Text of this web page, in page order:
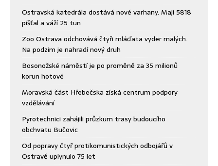
Ostravská katedrála dostává nové varhany. Mají 5818
píšťal a váží 25 tun
Zoo Ostrava odchovává čtyři mláďata vyder malých.
Na podzim je nahradí nový druh
Bosonožské náměstí je po proměně za 35 milionů
korun hotové
Moravská část Hřebečska získá centrum podpory
vzdělávání
Pyrotechnici zahájili průzkum trasy budoucího
obchvatu Bučovic
Od popravy čtyř protikomunistických odbojářů v
Ostravě uplynulo 75 let